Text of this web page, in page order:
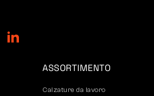
ASSORTIMENTO
Calzature da lavoro